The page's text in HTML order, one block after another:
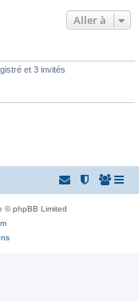
Aller à
et 3 invités
© phpBB Limited